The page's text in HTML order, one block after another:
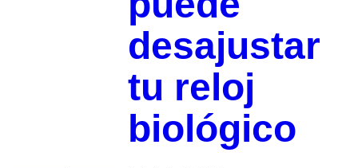
desajustar
tu reloj
biológico